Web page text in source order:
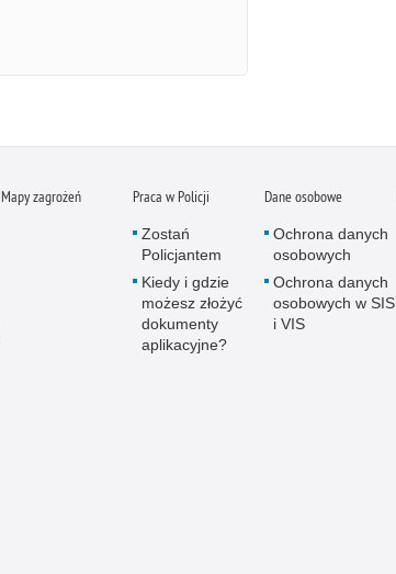
Mapy zagrożeń Praca w Policji
Zostań
Policjantem
Kiedy i gdzie
możesz złożyć
dokumenty
aplikacyjne?
Dane osobowe
Ochrona danych
osobowych
Ochrona danych
osobowych w SIS
i VIS